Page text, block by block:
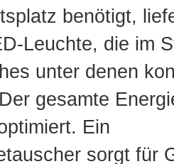
benötigt,
Leuchte, die im
unter denen
gesamte
Ein
sorgt für